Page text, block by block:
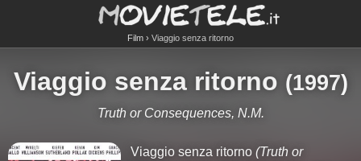
Film Viaggio senza ritorno
Viaggio senza ritorno (1997)
Truth or Consequences, N.M.
Viaggio senza ritorno(Truth or